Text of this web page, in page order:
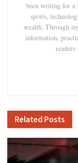
been writing for a
sports,
wealth. Through
information,
Related Posts